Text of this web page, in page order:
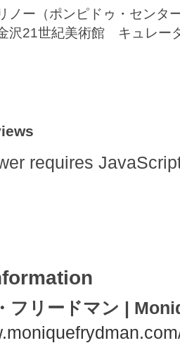
ノー（ポンピドゥ・セン
沢21世紀美術館 キュレー
requires
フリードマン |